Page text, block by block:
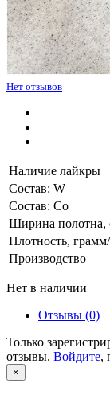
Нет отзывов
Наличие лайкры
Состав: W
Состав: Co
Ширина полотна,
Плотность,
Производство
Нет в наличии
Отзывы (0)
Только
отзывы. Войдите,
×